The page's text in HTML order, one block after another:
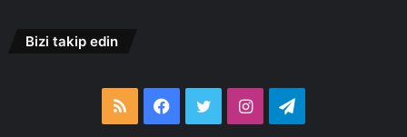
Bizi takip edin
RSS Facebook
TwitterInstagramTelegram